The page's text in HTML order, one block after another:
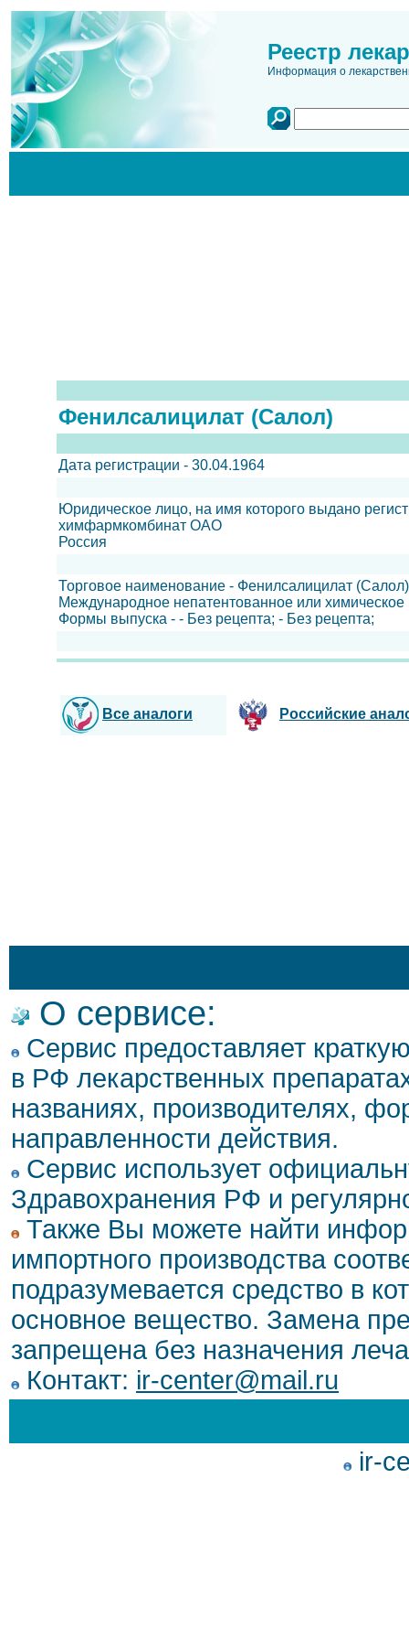
Реестр
Информация о
Фенилсалицилат (Салол)
Дата регистрации - 30.04.1964
Юридическое лицо, на имя которого выдано
химфармкомбинат ОАО
Россия
Торговое наименование - Фенилсалицилат (Салол)
Международное непатентованное или
Формы выпуска - - Без рецепта; - Без рецепта;
Все аналоги Российские
О сервисе:
Сервис предоставляет
в РФ лекарственных
названиях, производителях,
направленности действия.
Сервис использует
Здравохранения РФ и
Также Вы можете найти
импортного производства
подразумевается средство в
основное вещество. Замена
запрещена без назначения
Контакт: ir-center@mail.ru
ir-